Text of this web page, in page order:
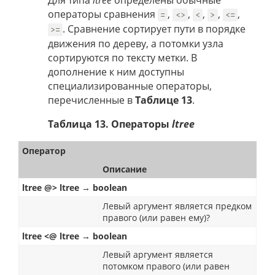
операторы сравнения = , <> , < , > , <= ,
>= . Сравнение сортирует пути в порядке
движения по дереву, а потомки узла
сортируются по тексту метки. В
дополнение к ним доступны
специализированные операторы,
перечисленные вТаблице 13.
Таблица 13. Операторы ltree
Оператор
Описание
ltree @> ltree → boolean
Левый аргумент является предком
правого (или равен ему)?
ltree <@ ltree → boolean
Левый аргумент является
потомком правого (или равен